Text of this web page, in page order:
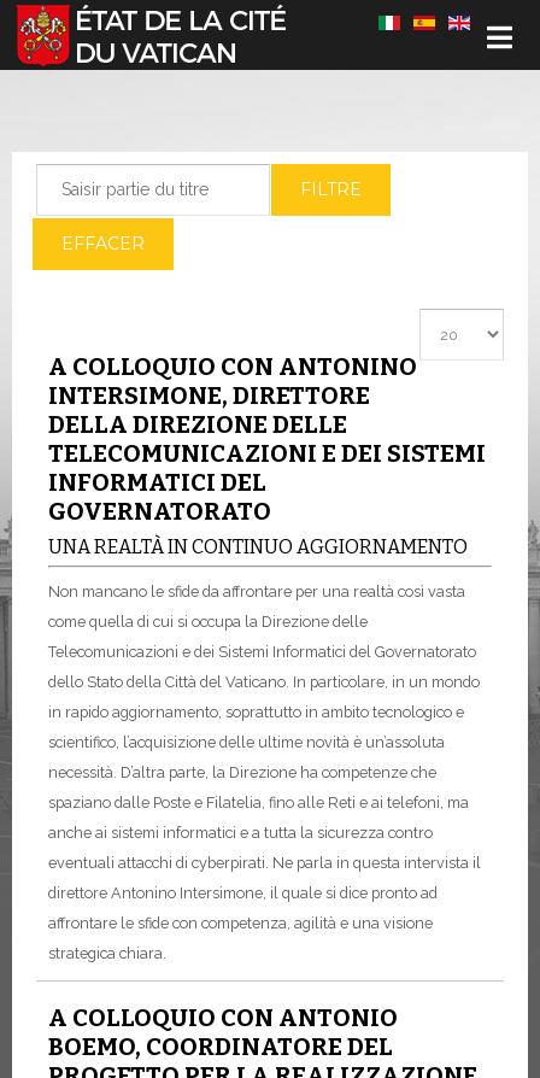
Sélectionnez votre langue
FILTRE
EFFACER
A COLLOQUIO CON ANTONINO
INTERSIMONE, DIRETTORE
DELLA DIREZIONE DELLE
TELECOMUNICAZIONI E DEI SISTEMI
INFORMATICI DEL
GOVERNATORATO
UNA REALTÀ IN CONTINUO AGGIORNAMENTO
Non mancano le sfide da affrontare per una realtà così vasta
come quella di cui si occupa la Direzione delle
Telecomunicazioni e dei Sistemi Informatici del Governatorato
dello Stato della Città del Vaticano. In particolare, in un mondo
in rapido aggiornamento, soprattutto in ambito tecnologico e
scientifico, l’acquisizione delle ultime novità è un’assoluta
necessità. D’altra parte, la Direzione ha competenze che
spaziano dalle Poste e Filatelia, fino alle Reti e ai telefoni, ma
anche ai sistemi informatici e a tutta la sicurezza contro
eventuali attacchi di cyberpirati. Ne parla in questa intervista il
direttore Antonino Intersimone, il quale si dice pronto ad
affrontare le sfide con competenza, agilità e una visione
strategica chiara.
A COLLOQUIO CON ANTONIO
BOEMO, COORDINATORE DEL